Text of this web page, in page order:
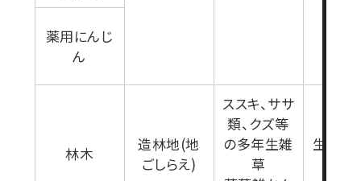
薬用にんじ
ん
林木
造林地(地
ごしらえ)
ススキ、ササ
類、クズ等
の多年生雑
草
生育盛